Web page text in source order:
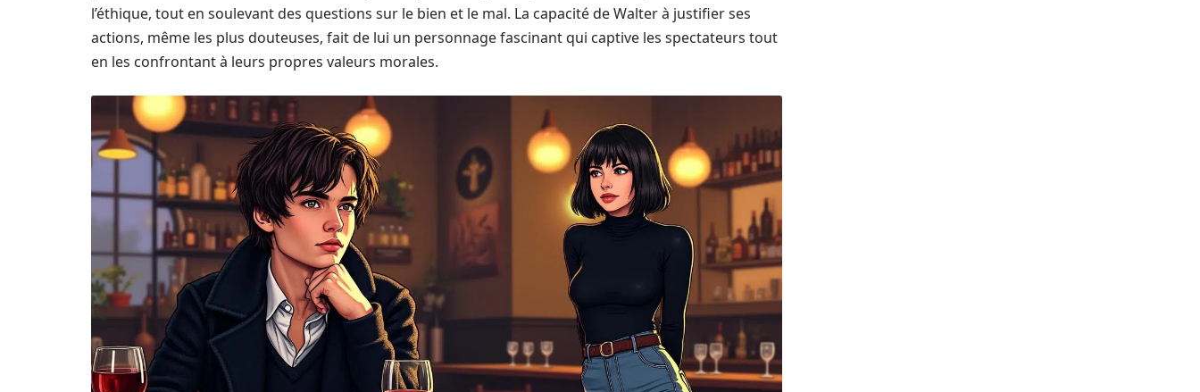
l’éthique, tout en soulevant des questions sur le bien et le mal. La capacité de Walter à justifier ses
actions, même les plus douteuses, fait de lui un personnage fascinant qui captive les spectateurs tout
en les confrontant à leurs propres valeurs morales.